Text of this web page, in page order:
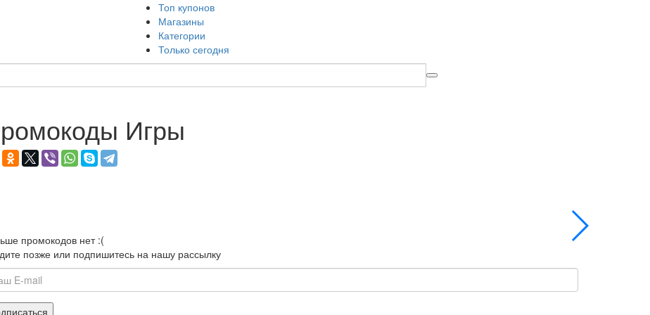
Топ купонов
Магазины
Категории
Только сегодня
Игры
промокодов нет :(
позже или подпишитесь на нашу рассылку